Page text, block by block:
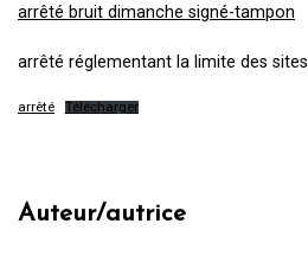
arrêté bruit dimanche signé-tampon
arrêté réglementant la limite des sites
arrêté Télécharger
Auteur/autrice